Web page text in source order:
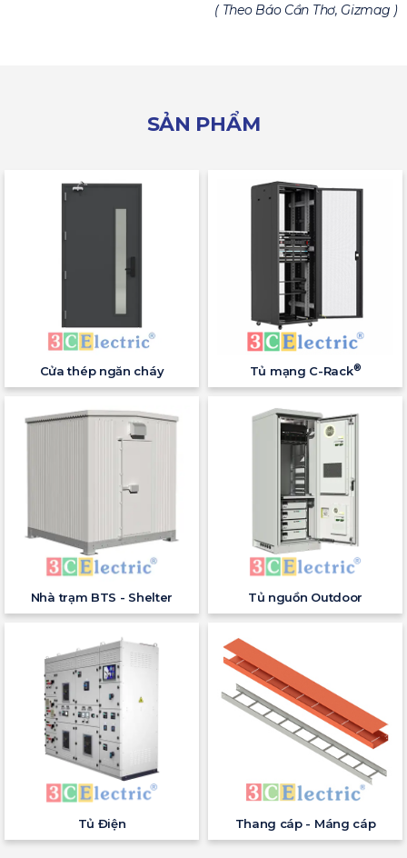
( Theo Báo Cần Thơ, Gizmag )
SẢN PHẨM
Cửa thép ngăn cháy Tủ mạng C-Rack®
Nhà trạm BTS - Shelter Tủ nguồn Outdoor
Tủ Điện Thang cáp - Máng cáp